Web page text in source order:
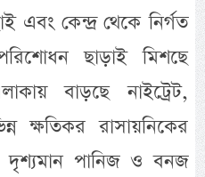
এবং কেন্দ্র থেকে নির্গত
ছাড়াই মিশছে
বাড়ছে নাইট্রেট,
ক্ষতিকর রাসায়নিকের
দৃশ্যমান পানিজ ও বনজ